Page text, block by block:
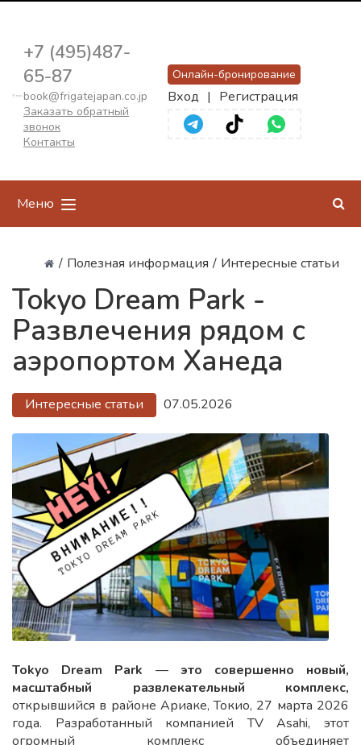
+7 (495)487-
65-87
book@frigatejapan.co.jp
Заказать обратный
звонок
Контакты
Онлайн-бронирование
Вход | Регистрация
Меню
/ Полезная информация / Интересные статьи
Tokyo Dream Park -
Развлечения рядом с
аэропортом Ханеда
Интересные статьи 07.05.2026
Tokyo Dream Park — это совершенно новый,
масштабный развлекательный комплекс,
открывшийся в районе Ариаке, Токио, 27 марта 2026
года. Разработанный компанией TV Asahi, этот
огромный комплекс объединяет